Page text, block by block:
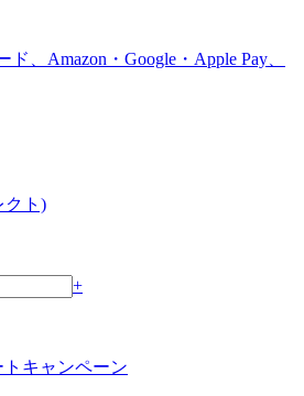
、Amazon・Google・Apple Pay、
クト)
+